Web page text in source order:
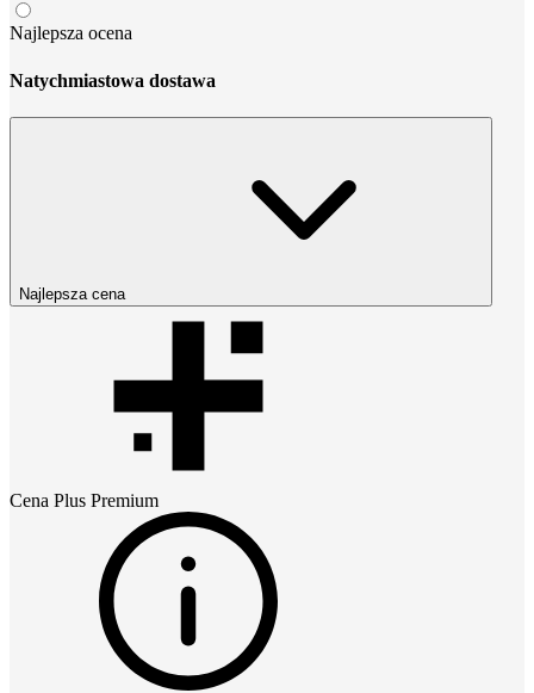
Najlepsza ocena
Natychmiastowa dostawa
Najlepsza cena
Cena Plus Premium